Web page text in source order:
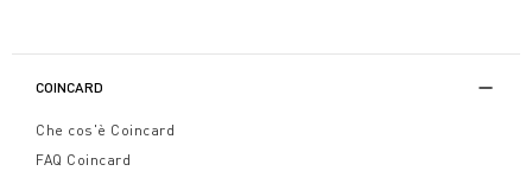
COINCARD
Che cos'è Coincard
FAQ Coincard